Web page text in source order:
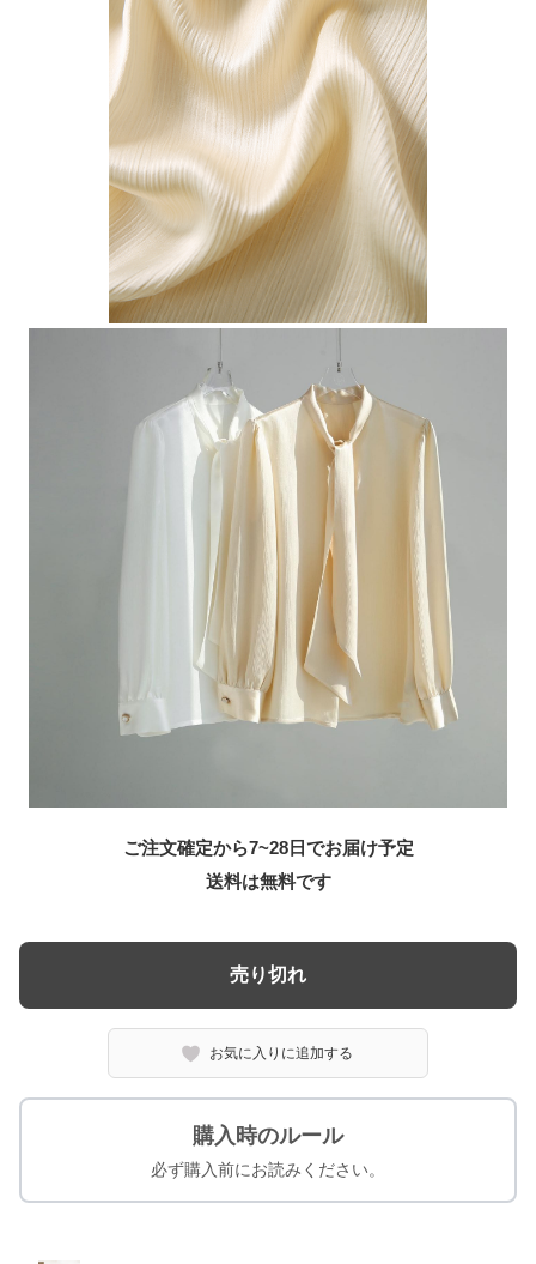
ご注文確定から7~28日でお届け予定
送料は無料です
売り切れ
お気に入りに追加する
購入時のルール
必ず購入前にお読みください。